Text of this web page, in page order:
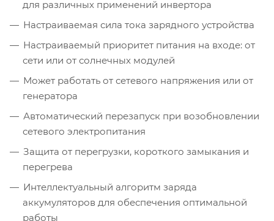
для различных применений инвертора
Настраиваемая сила тока зарядного устройства
Настраиваемый приоритет питания на входе: от
сети или от солнечных модулей
Может работать от сетевого напряжения или от
генератора
Автоматический перезапуск при возобновлении
сетевого электропитания
Защита от перегрузки, короткого замыкания и
перегрева
Интеллектуальный алгоритм заряда
аккумуляторов для обеспечения оптимальной
работы